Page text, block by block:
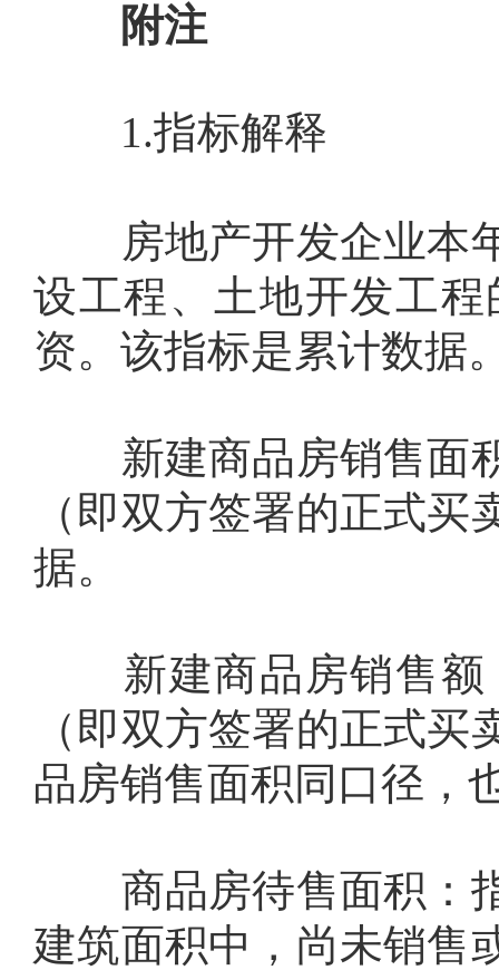
附注
1.指标解释
房地产开发企业本年
设工程、土地开发工
资。该指标是累计数据
新建商品房销售面积
（即双方签署的正式
据。
新建商品房销售额
（即双方签署的正式
品房销售面积同口径，
商品房待售面积：指
建筑面积中，尚未销售